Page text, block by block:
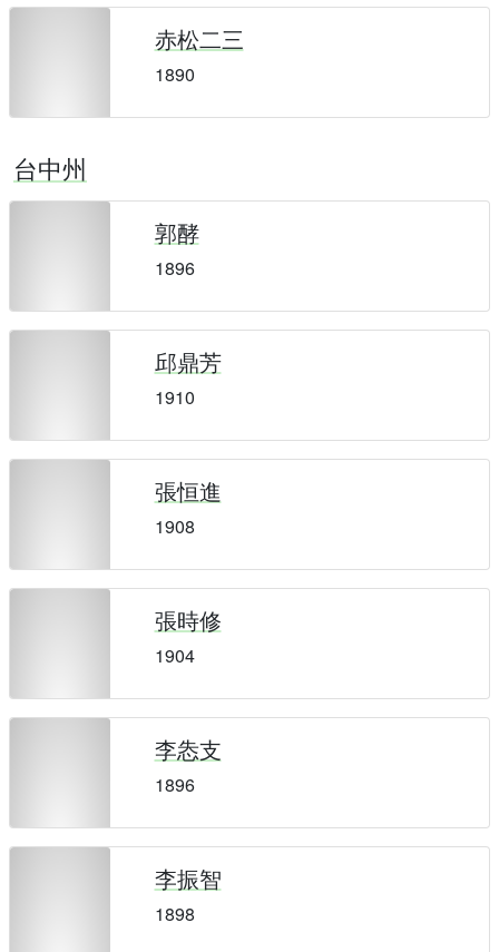
赤松二三
1890
台中州
郭酵
1896
邱鼎芳
1910
張恒進
1908
張時修
1904
李怣支
1896
李振智
1898